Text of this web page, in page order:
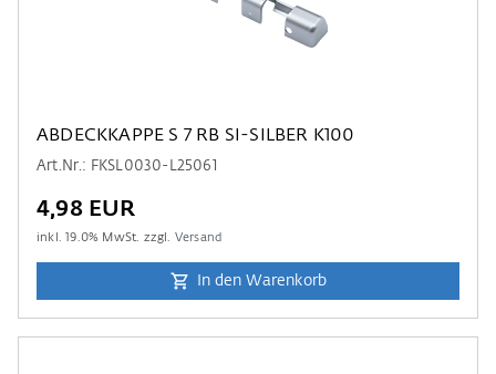
ABDECKKAPPE S 7 RB SI-SILBER K100
Art.Nr.: FKSL0030-L25061
4,98 EUR
inkl.19.0% MwSt. zzgl. Versand
In den Warenkorb